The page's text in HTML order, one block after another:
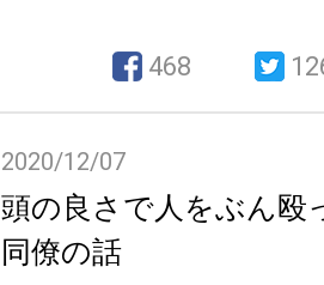
468
2020/12/07
頭の良さで人をぶん殴
同僚の話